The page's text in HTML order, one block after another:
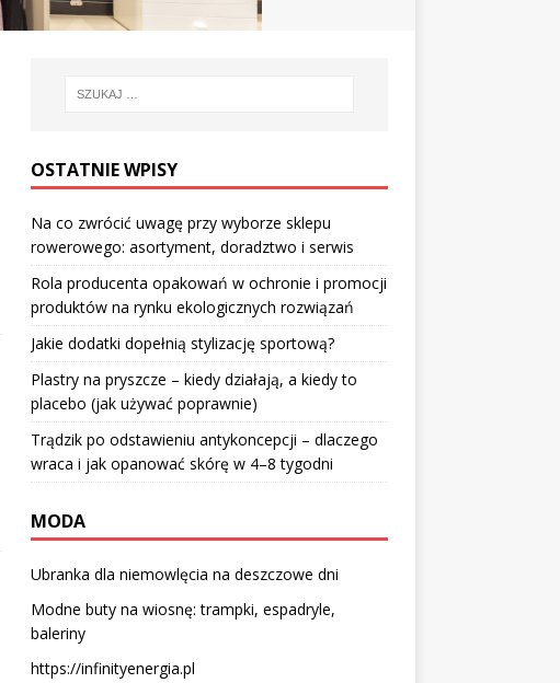
OSTATNIE WPISY
Na co zwrócić uwagę przy wyborze sklepu
rowerowego: asortyment, doradztwo i serwis
Rola producenta opakowań w ochronie i promocji
produktów na rynku ekologicznych rozwiązań
Jakie dodatki dopełnią stylizację sportową?
Plastry na pryszcze – kiedy działają, a kiedy to
placebo (jak używać poprawnie)
Trądzik po odstawieniu antykoncepcji – dlaczego
wraca i jak opanować skórę w 4–8 tygodni
MODA
Ubranka dla niemowlęcia na deszczowe dni
Modne buty na wiosnę: trampki, espadryle,
baleriny
https://infinityenergia.pl